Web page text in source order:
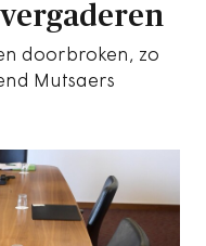
doorbroken, zo
Mutsaers